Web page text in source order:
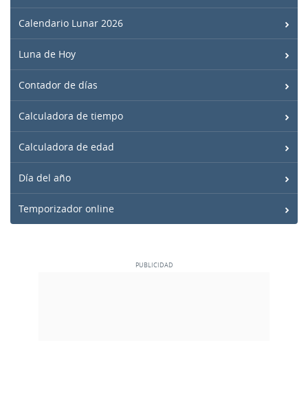
Calendario Lunar 2026
Luna de Hoy
Contador de días
Calculadora de tiempo
Calculadora de edad
Día del año
Temporizador online